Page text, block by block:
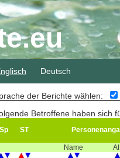
Deutsch
der Berichte wählen:
Betroffene haben sich
Sp ST
Name